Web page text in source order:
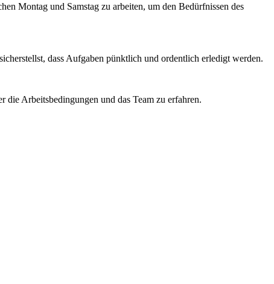
Montag und Samstag zu arbeiten, um den Bedürfnissen des
dass Aufgaben pünktlich und ordentlich erledigt werden.
Arbeitsbedingungen und das Team zu erfahren.